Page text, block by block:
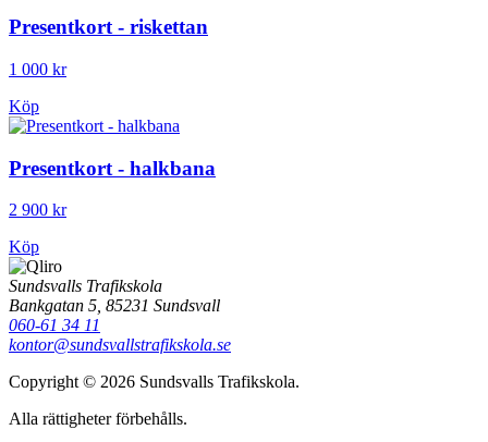
Presentkort - riskettan
1 000 kr
Köp
Presentkort - halkbana
2 900 kr
Köp
Sundsvalls Trafikskola
Bankgatan 5, 85231 Sundsvall
060-61 34 11
kontor@sundsvallstrafikskola.se
Copyright © 2026 Sundsvalls Trafikskola.
Alla rättigheter förbehålls.